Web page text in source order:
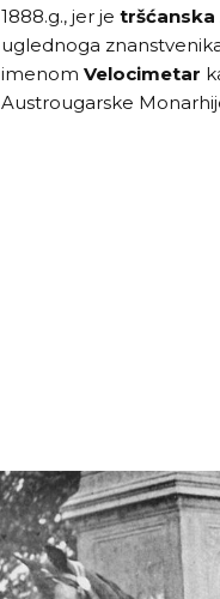
1888.g., jer je tršćanska
uglednoga
imenom Velocimetar
Austrougarske